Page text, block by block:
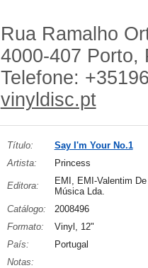
Rua Ramalho
4000-407 Porto,
Telefone:
vinyldisc.pt
Título:
Say I'm Your No.1
Artista:
Princess
Editora:
EMI, EMI-Valentim
Música Lda.
Catálogo:
2008496
Formato:
Vinyl, 12"
País:
Portugal
Notas: